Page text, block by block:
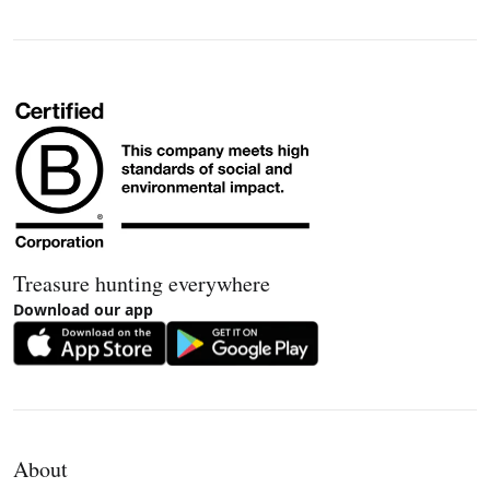
Treasure hunting everywhere
Download our app
About